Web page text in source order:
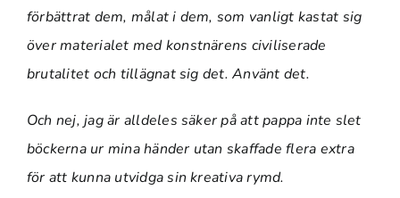
förbättrat dem, målat i dem, som vanligt kastat sig
över materialet med konstnärens civiliserade
brutalitet och tillägnat sig det. Använt det.
Och nej, jag är alldeles säker på att pappa inte slet
böckerna ur mina händer utan skaffade flera extra
för att kunna utvidga sin kreativa rymd.